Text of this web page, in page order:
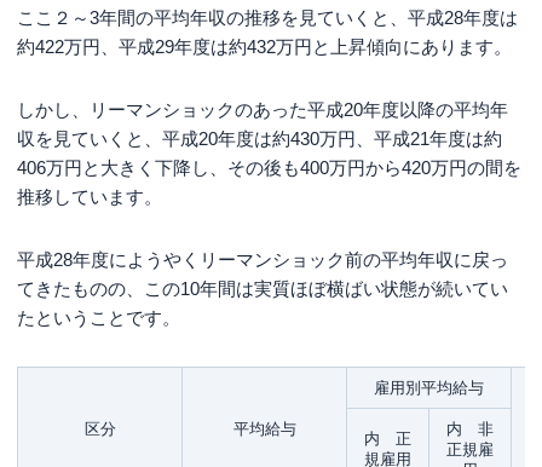
まとめ
ここ２～3年間の平均年収の推移を見ていくと、平成28年度は
約422万円、平成29年度は約432万円と上昇傾向にあります。
しかし、リーマンショックのあった平成20年度以降の平均年
収を見ていくと、平成20年度は約430万円、平成21年度は約
406万円と大きく下降し、その後も400万円から420万円の間を
推移しています。
平成28年度にようやくリーマンショック前の平均年収に戻っ
てきたものの、この10年間は実質ほぼ横ばい状態が続いてい
たということです。
区分 平均給与
雇用別平均給与
内 正
規雇用
内 非
正規雇